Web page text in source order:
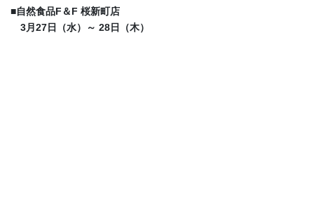
■自然食品F＆F 桜新町店
3月27日（水）～ 28日（木）